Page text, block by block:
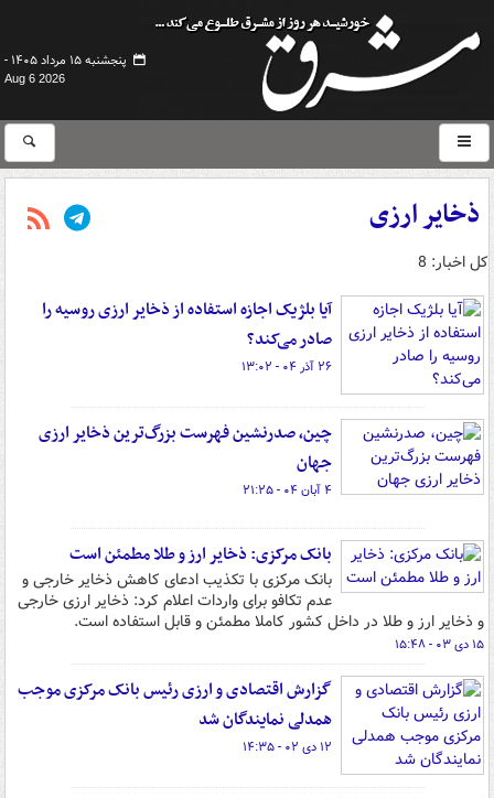
پنجشنبه ۱۵ مرداد ۱۴۰۵ -
Aug 6 2026
ذخایر ارزی
کل اخبار: 8
آیا بلژیک اجازه استفاده از ذخایر ارزی روسیه را
صادر می‌کند؟
۲۶ آذر ۰۴ - ۱۳:۰۲
چین، صدرنشین فهرست بزرگ‌ترین ذخایر ارزی
جهان
۴ آبان ۰۴ - ۲۱:۲۵
بانک مرکزی: ذخایر ارز و طلا مطمئن است
بانک مرکزی با تکذیب ادعای کاهش ذخایر خارجی و
عدم تکافو برای واردات اعلام کرد: ذخایر ارزی خارجی
و ذخایر ارز و طلا در داخل کشور کاملا مطمئن و قابل استفاده است.
۱۵ دی ۰۳ - ۱۵:۴۸
گزارش اقتصادی‌ و ارزی رئیس‌ بانک مرکزی موجب
همدلی نمایندگان شد
۱۲ دی ۰۲ - ۱۴:۳۵